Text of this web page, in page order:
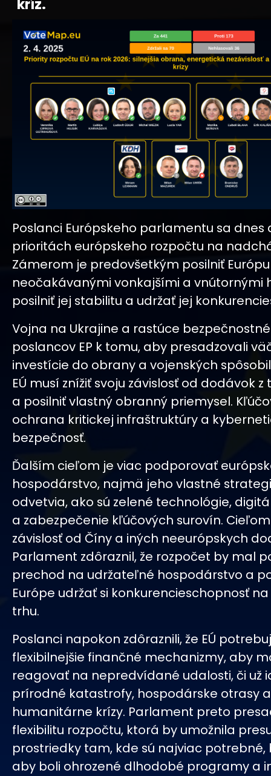
kríz.
Poslanci Európskeho parlamentu sa dnes
prioritách európskeho rozpočtu na
Zámerom je predovšetkým posilniť
neočakávanými vonkajšími a vnútornými
posilniť jej stabilitu a udržať jej
Vojna na Ukrajine a rastúce
poslancov EP k tomu, aby presadzovali
investície do obrany a vojenských
EÚ musí znížiť svoju závislosť od dodávok
a posilniť vlastný obranný priemysel.
ochrana kritickej infraštruktúry a
bezpečnosť.
Ďalším cieľom je viac podporovať
hospodárstvo, najmä jeho vlastné
odvetvia, ako sú zelené technológie,
a zabezpečenie kľúčových surovín.
závislosť od Číny a iných neeurópskych
Parlament zdôraznil, že rozpočet by mal
prechod na udržateľné hospodárstvo a
Európe udržať si konkurencieschopnosť
trhu.
Poslanci napokon zdôraznili, že EÚ
flexibilnejšie finančné mechanizmy, aby
reagovať na nepredvídané udalosti, či už
prírodné katastrofy, hospodárske otrasy
humanitárne krízy. Parlament preto
flexibilitu rozpočtu, ktorá by umožnila
prostriedky tam, kde sú najviac potrebné,
aby boli ohrozené dlhodobé programy a